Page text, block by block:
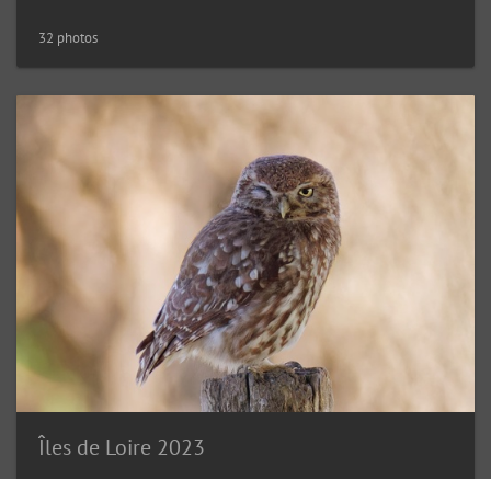
32 photos
Îles de Loire 2023